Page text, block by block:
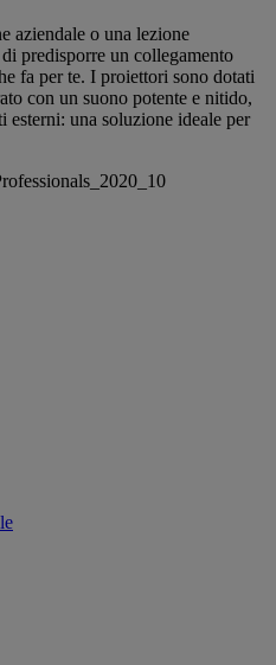
aziendale o una lezione
predisporre un collegamento
fa per te. I proiettori sono dotati
con un suono potente e nitido,
una soluzione ideale per